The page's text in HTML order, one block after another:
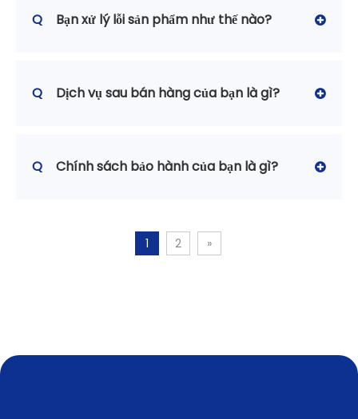
Q Bạn xử lý lỗi sản phẩm như thế nào?
Q Dịch vụ sau bán hàng của bạn là gì?
Q Chính sách bảo hành của bạn là gì?
1 2 »